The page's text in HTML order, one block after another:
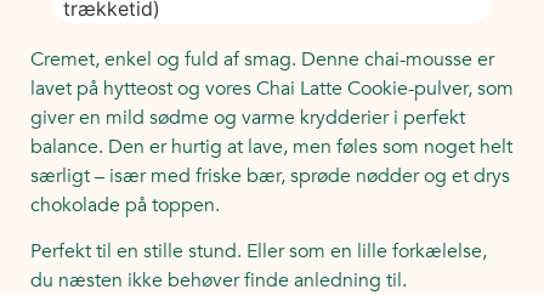
trækketid)
Cremet, enkel og fuld af smag. Denne chai-mousse er
lavet på hytteost og vores Chai Latte Cookie-pulver, som
giver en mild sødme og varme krydderier i perfekt
balance. Den er hurtig at lave, men føles som noget helt
særligt – især med friske bær, sprøde nødder og et drys
chokolade på toppen.
Perfekt til en stille stund. Eller som en lille forkælelse,
du næsten ikke behøver finde anledning til.